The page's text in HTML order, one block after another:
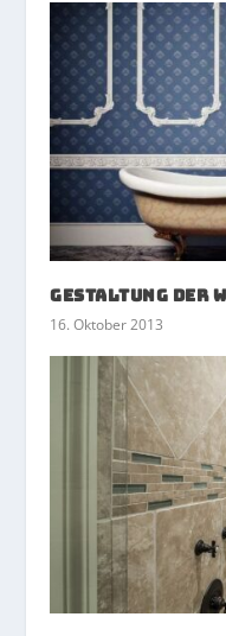
Gestaltung der
16. Oktober 2013